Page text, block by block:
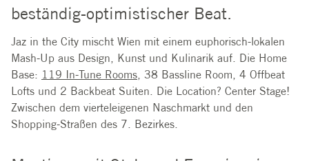
beständig-optimistischer Beat.
Jaz in the City mischt Wien mit einem euphorisch-lokalen
Mash-Up aus Design, Kunst und Kulinarik auf. Die Home
Base: 119 In-Tune Rooms, 38 Bassline Room, 4 Offbeat
Lofts und 2 Backbeat Suiten. Die Location? Center Stage!
Zwischen dem vierteleigenen Naschmarkt und den
Shopping-Straßen des 7. Bezirkes.